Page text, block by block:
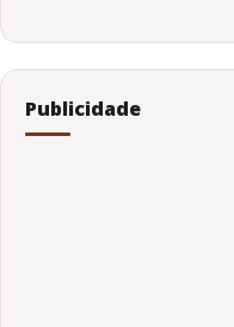
Publicidade